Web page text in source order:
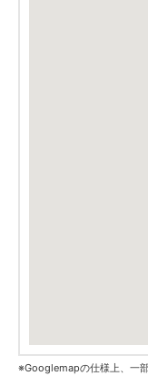
※Googlemapの仕様上、一